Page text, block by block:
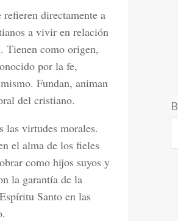
directamente a
a vivir en relación
Tienen como origen,
por la fe,
Fundan, animan
del cristiano.
virtudes morales.
el alma de los fieles
como hijos suyos y
la garantía de la
Santo en las